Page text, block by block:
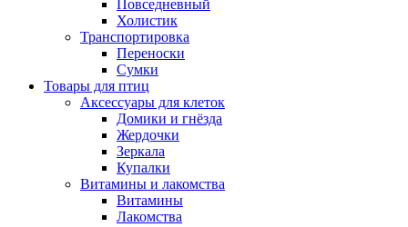
Повседневный
Холистик
Транспортировка
Переноски
Сумки
Товары для птиц
Аксессуары для клеток
Домики и гнёзда
Жердочки
Зеркала
Купалки
Витамины и лакомства
Витамины
Лакомства